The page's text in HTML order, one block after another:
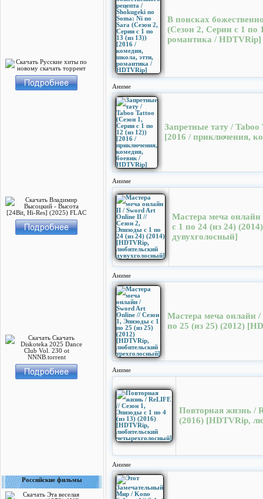
Российские фильмы
В поисках
(Сезон 2, Серии с 1 по
романтика / HDTVRip]
Аниме
Запретные тату /
[2016 / приключения,
Аниме
Мастера меча
с 1 по 24 (из 24)
дувухголосный]
Аниме
Мастера меча онлайн
по 25 (из 25) (2012)
Аниме
Повторная жизнь /
(2016) [HDTVRip,
Аниме